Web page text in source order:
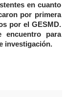
en cuanto
por primera
por el GESMD.
para
investigación.